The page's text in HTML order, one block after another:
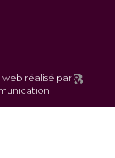
web réalisé par